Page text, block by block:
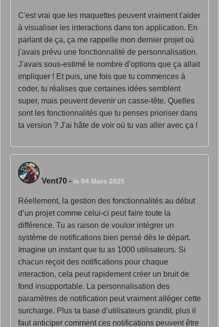
C'est vrai que les maquettes peuvent vraiment t'aider
à visualiser les interactions dans ton application. En
parlant de ça, ça me rappelle mon dernier projet où
j'avais prévu une fonctionnalité de personnalisation.
J'avais sous-estimé le nombre d'options que ça allait
impliquer ! Et puis, une fois que tu commences à
coder, tu réalises que certaines idées semblent
super, mais peuvent devenir un casse-tête. Quelles
sont les fonctionnalités que tu penses prioriser dans
ta version ? J'ai hâte de voir où tu vas aller avec ça !
Vent70 - le 04 Mars 2025
Réellement, la gestion des fonctionnalités au début
d’un projet comme celui-ci peut faire toute la
différence. Tu as raison de vouloir intégrer un
système de notifications bien pensé dès le départ.
Imagine un instant que tu as 1000 utilisateurs. Si
chacun reçoit des notifications pour chaque
interaction, cela peut rapidement créer un bruit de
fond insupportable. La personnalisation des
paramètres de notification peut vraiment alléger cette
surcharge. Plus ta base d’utilisateurs grandit, plus il
faut anticiper comment ces notifications peuvent être